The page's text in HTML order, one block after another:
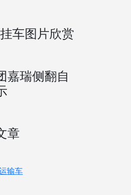
车图片欣赏
嘉瑞侧翻自
章